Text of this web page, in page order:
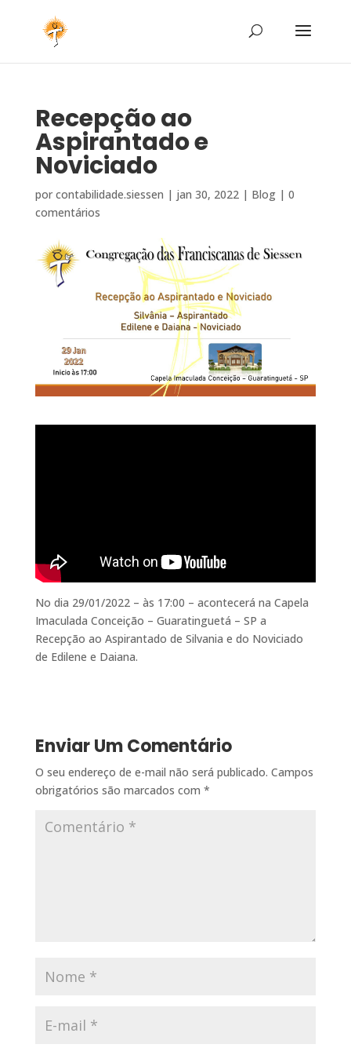
Recepção ao
Aspirantado e
Noviciado
por contabilidade.siessen | jan 30, 2022| Blog| 0
comentários
No dia 29/01/2022 – às 17:00 – acontecerá na Capela
Imaculada Conceição – Guaratinguetá – SP a
Recepção ao Aspirantado de Silvania e do Noviciado
de Edilene e Daiana.
Enviar Um Comentário
O seu endereço de e-mail não será publicado. Campos
obrigatórios são marcados com *